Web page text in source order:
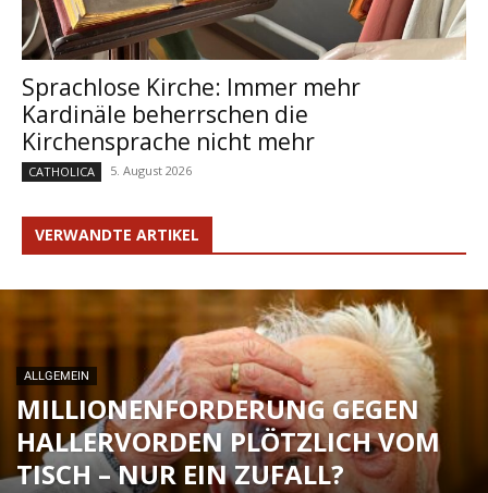
Sprachlose Kirche: Immer mehr
Kardinäle beherrschen die
Kirchensprache nicht mehr
CATHOLICA 5. August 2026
VERWANDTE ARTIKEL
ALLGEMEIN
MILLIONENFORDERUNG GEGEN
HALLERVORDEN PLÖTZLICH VOM
TISCH – NUR EIN ZUFALL?